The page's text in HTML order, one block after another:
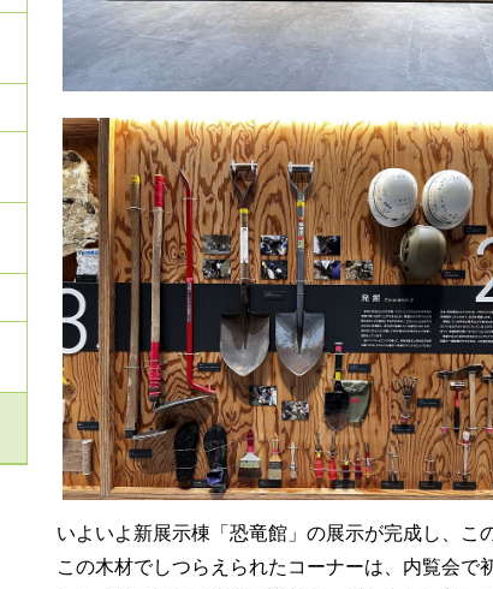
いよいよ新展示棟「恐竜館」の展示が完成し、こ
この木材でしつらえられたコーナーは、内覧会で